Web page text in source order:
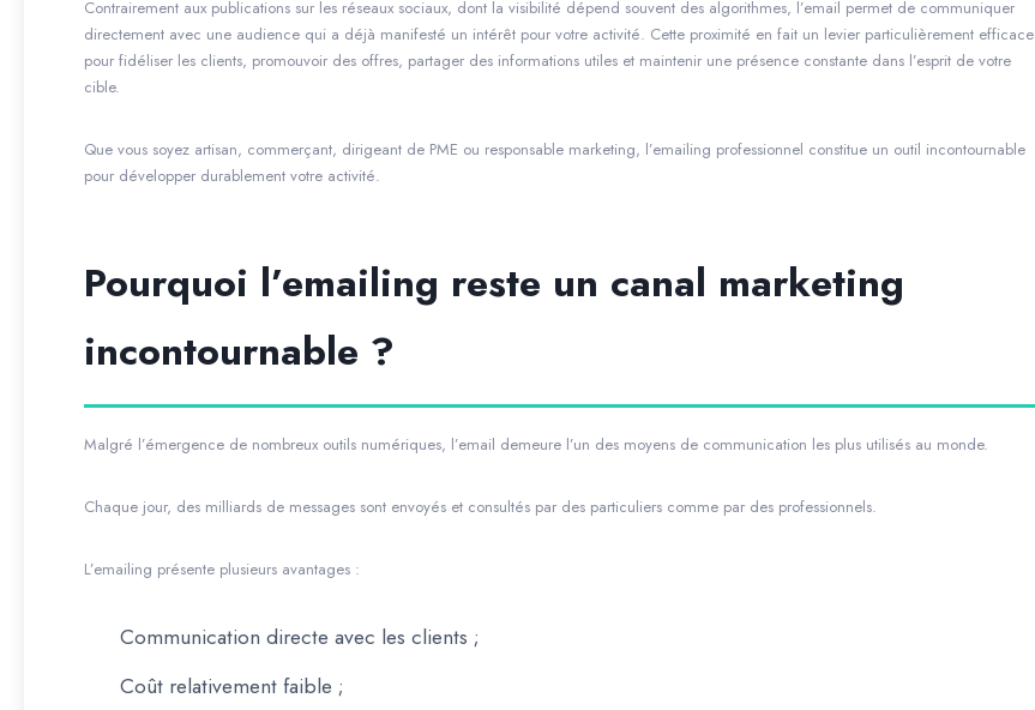
Contrairement aux publications sur les réseaux sociaux, dont la visibilité dépend souvent des algorithmes, l’email permet de communiquer
directement avec une audience qui a déjà manifesté un intérêt pour votre activité. Cette proximité en fait un levier particulièrement efficace
pour fidéliser les clients, promouvoir des offres, partager des informations utiles et maintenir une présence constante dans l’esprit de votre
cible.
Que vous soyez artisan, commerçant, dirigeant de PME ou responsable marketing, l’emailing professionnel constitue un outil incontournable
pour développer durablement votre activité.
Pourquoi l’emailing reste un canal marketing
incontournable ?
Malgré l’émergence de nombreux outils numériques, l’email demeure l’un des moyens de communication les plus utilisés au monde.
Chaque jour, des milliards de messages sont envoyés et consultés par des particuliers comme par des professionnels.
L’emailing présente plusieurs avantages :
Communication directe avec les clients ;
Coût relativement faible ;